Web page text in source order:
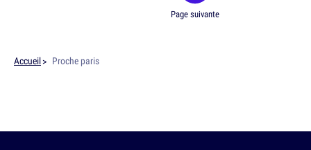
Page suivante
Accueil Proche paris